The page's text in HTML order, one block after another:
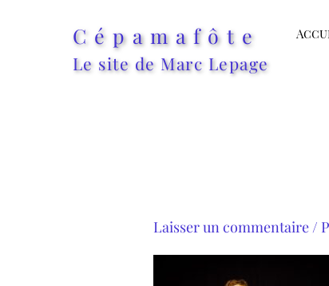
Cépamafôte
Le site de Marc Lepage
Laisser un commentaire/